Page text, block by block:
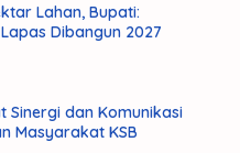
Lahan, Bupati:
Dibangun 2027
Sinergi dan Komunikasi
Masyarakat KSB